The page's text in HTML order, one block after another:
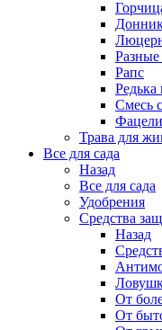
Рапс
Редька
Смесь
Трава для
Все для сада
Назад
Все для сада
Удобрения
Средства
Назад
От
От